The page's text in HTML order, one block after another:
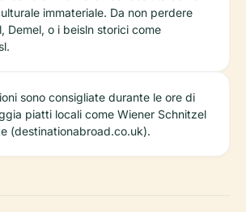
immateriale. Da non perdere
Demel, o i beisln storici come
sono consigliate durante le ore di
piatti locali come Wiener Schnitzel
(destinationabroad.co.uk).